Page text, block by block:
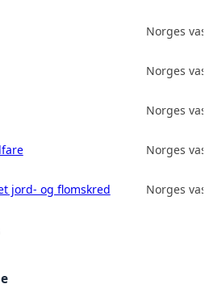
Norges
Norges
Norges
Norges
jord- og flomskred Norges